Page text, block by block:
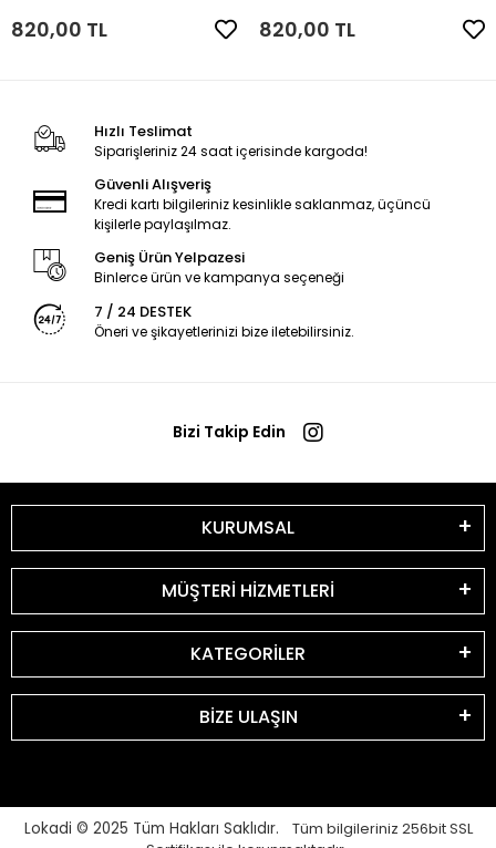
820,00 TL 820,00 TL
Hızlı Teslimat
Siparişleriniz 24 saat içerisinde kargoda!
Güvenli Alışveriş
Kredi kartı bilgileriniz kesinlikle saklanmaz, üçüncü
kişilerle paylaşılmaz.
Geniş Ürün Yelpazesi
Binlerce ürün ve kampanya seçeneği
7 / 24 DESTEK
Öneri ve şikayetlerinizi bize iletebilirsiniz.
Bizi Takip Edin
KURUMSAL
MÜŞTERİ HİZMETLERİ
KATEGORİLER
BİZE ULAŞIN
Lokadi © 2025 Tüm Hakları Saklıdır. Tüm bilgileriniz 256bit SSL